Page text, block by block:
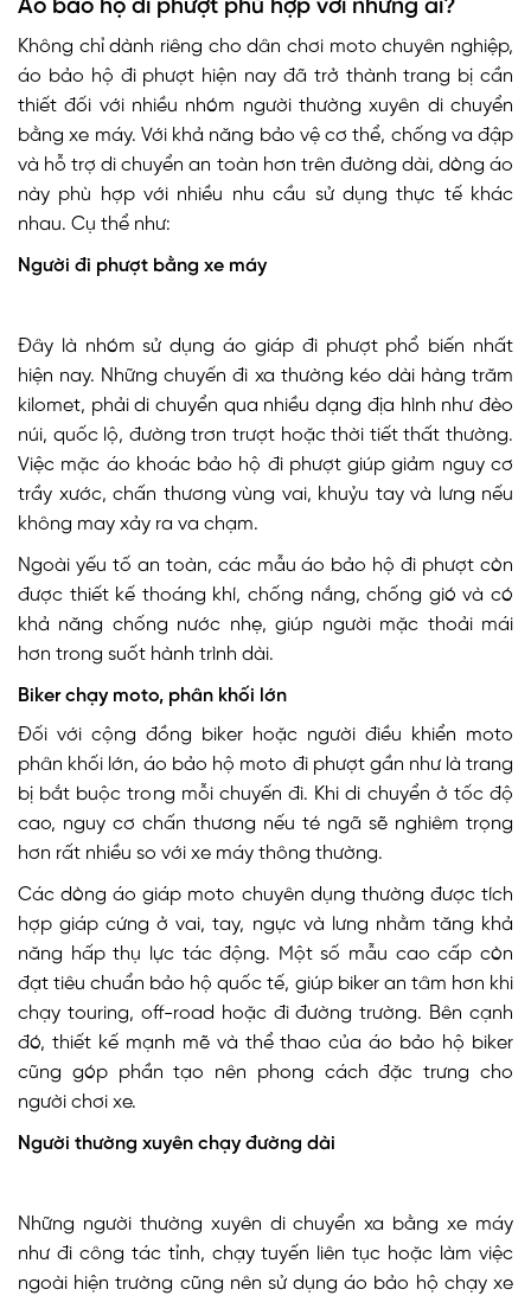
Áo bảo hộ đi phượt phù hợp với những ai?
Không chỉ dành riêng cho dân chơi moto chuyên nghiệp,
áo bảo hộ đi phượt hiện nay đã trở thành trang bị cần
thiết đối với nhiều nhóm người thường xuyên di chuyển
bằng xe máy. Với khả năng bảo vệ cơ thể, chống va đập
và hỗ trợ di chuyển an toàn hơn trên đường dài, dòng áo
này phù hợp với nhiều nhu cầu sử dụng thực tế khác
nhau. Cụ thể như:
Người đi phượt bằng xe máy
Đây là nhóm sử dụng áo giáp đi phượt phổ biến nhất
hiện nay. Những chuyến đi xa thường kéo dài hàng trăm
kilomet, phải di chuyển qua nhiều dạng địa hình như đèo
núi, quốc lộ, đường trơn trượt hoặc thời tiết thất thường.
Việc mặc áo khoác bảo hộ đi phượt giúp giảm nguy cơ
trầy xước, chấn thương vùng vai, khuỷu tay và lưng nếu
không may xảy ra va chạm.
Ngoài yếu tố an toàn, các mẫu áo bảo hộ đi phượt còn
được thiết kế thoáng khí, chống nắng, chống gió và có
khả năng chống nước nhẹ, giúp người mặc thoải mái
hơn trong suốt hành trình dài.
Biker chạy moto, phân khối lớn
Đối với cộng đồng biker hoặc người điều khiển moto
phân khối lớn, áo bảo hộ moto đi phượt gần như là trang
bị bắt buộc trong mỗi chuyến đi. Khi di chuyển ở tốc độ
cao, nguy cơ chấn thương nếu té ngã sẽ nghiêm trọng
hơn rất nhiều so với xe máy thông thường.
Các dòng áo giáp moto chuyên dụng thường được tích
hợp giáp cứng ở vai, tay, ngực và lưng nhằm tăng khả
năng hấp thụ lực tác động. Một số mẫu cao cấp còn
đạt tiêu chuẩn bảo hộ quốc tế, giúp biker an tâm hơn khi
chạy touring, off-road hoặc đi đường trường. Bên cạnh
đó, thiết kế mạnh mẽ và thể thao của áo bảo hộ biker
cũng góp phần tạo nên phong cách đặc trưng cho
người chơi xe.
Người thường xuyên chạy đường dài
Những người thường xuyên di chuyển xa bằng xe máy
như đi công tác tỉnh, chạy tuyến liên tục hoặc làm việc
ngoài hiện trường cũng nên sử dụng áo bảo hộ chạy xe